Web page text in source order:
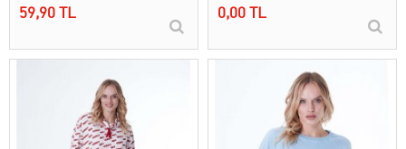
59,90 TL 0,00 TL